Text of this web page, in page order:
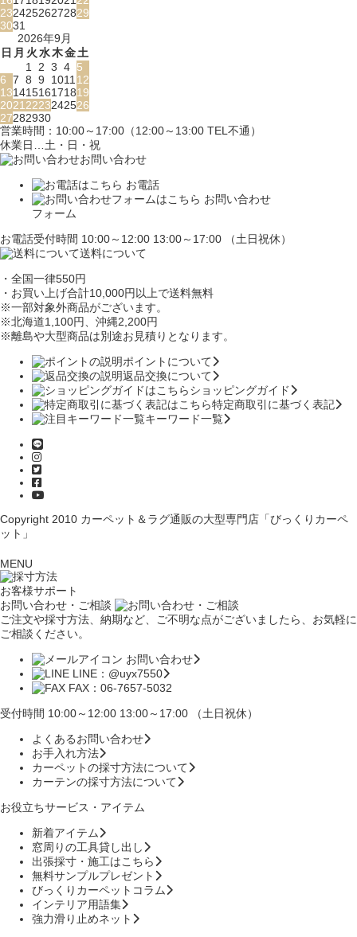
23242526272829
3031
2026年9月
日 月 火水木金土
1
2 3 4 5
6 7 8 9 1011 12
13141516171819
2021 2223242526
27282930
営業時間：10:00～17:00（12:00～13:00 TEL不通）
休業日…土・日・祝
お問い合わせ
お電話
お問い合わせ
フォーム
お電話受付時間 10:00～12:00 13:00～17:00 （土日祝休）
送料について
・全国一律550円
・お買い上げ合計10,000円 以上で送料無料
※一部対象外商品がございます。
※北海道1,100円
、沖縄2,200円
※離島や大型商品は別途お見積りとなります。
ポイントについて
返品交換について
ショッピングガイド
特定商取引に基づく表記
キーワード一覧
Copyright 2010 カーペット＆ラグ通販の大型専門店「びっくりカーペ
ット」
MENU
お客様サポート
お問い合わせ・ご相談
ご注文や採寸方法、納期など、ご不明な点がございましたら、お気軽に
ご相談ください。
お問い合わせ
LINE：@uyx7550
FAX：06-7657-5032
受付時間 10:00～12:00 13:00～17:00 （土日祝休）
よくあるお問い合わせ
お手入れ方法
カーペットの採寸方法について
カーテンの採寸方法について
お役立ちサービス・アイテム
新着アイテム
窓周りの工具貸し出し
出張採寸・施工はこちら
無料サンプルプレゼント
びっくりカーペットコラム
インテリア用語集
強力滑り止めネット